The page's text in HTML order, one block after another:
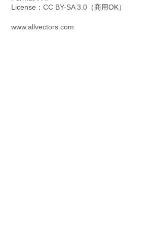
License： CC BY-SA 3.0 （商用OK）
www.allvectors.com